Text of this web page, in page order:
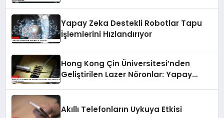
Yapay Zeka Destekli Robotlar Tapu
İşlemlerini Hızlandırıyor
Hong Kong Çin Üniversitesi’nden
Geliştirilen Lazer Nöronlar: Yapay
Akıllı Telefonların Uykuya Etkisi